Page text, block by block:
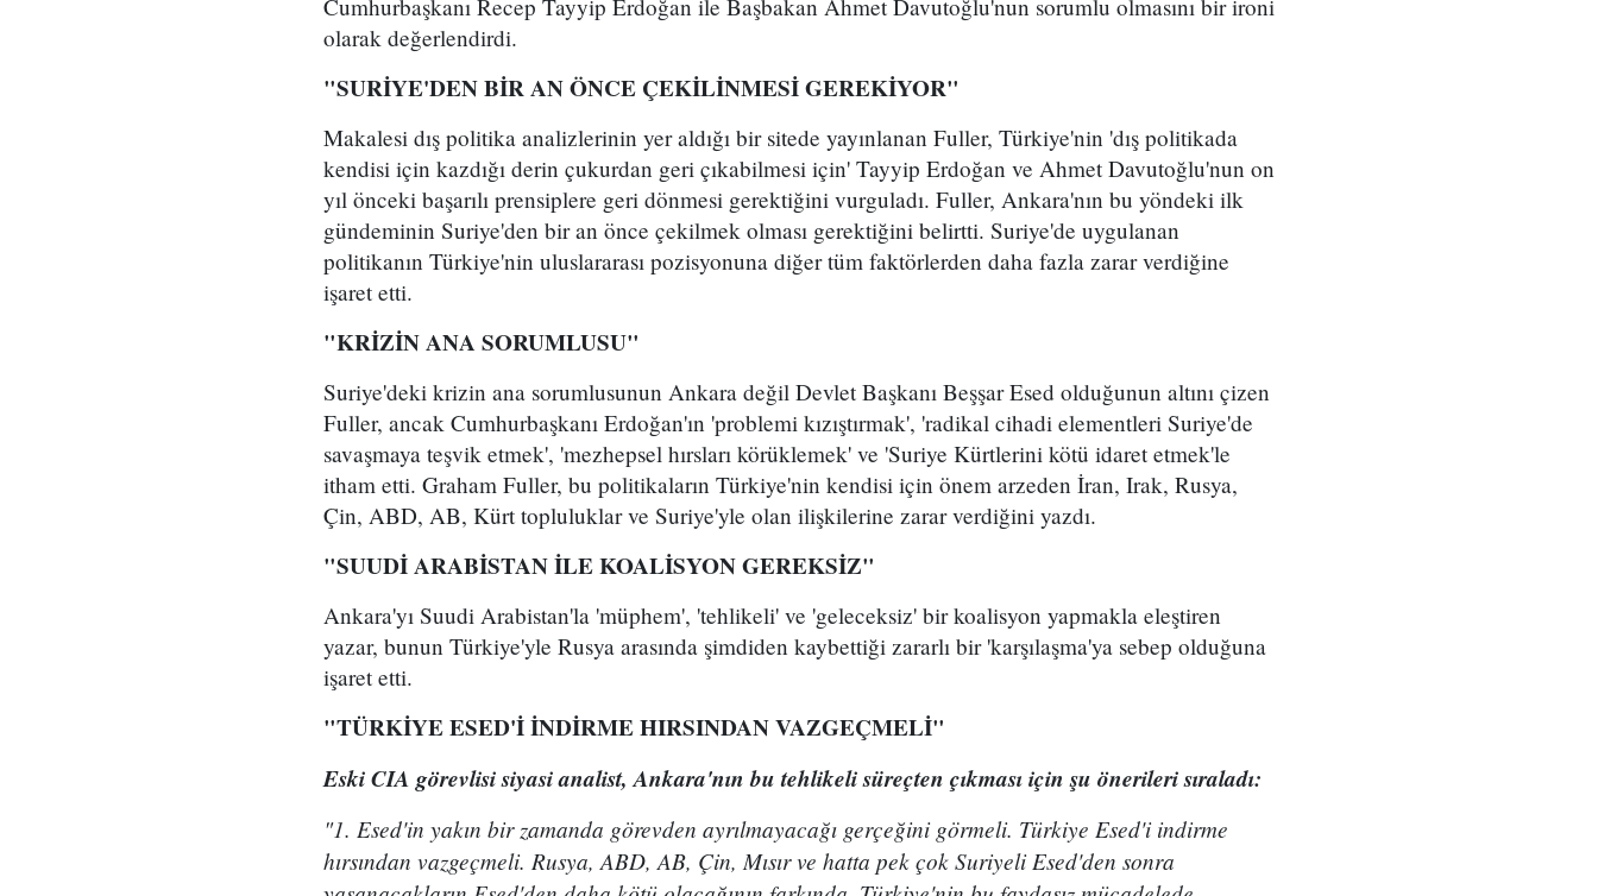
Cumhurbaşkanı Recep Tayyip Erdoğan ile Başbakan Ahmet Davutoğlu'nun sorumlu olmasını bir ironi
olarak değerlendirdi.
"SURİYE'DEN BİR AN ÖNCE ÇEKİLİNMESİ GEREKİYOR"
Makalesi dış politika analizlerinin yer aldığı bir sitede yayınlanan Fuller, Türkiye'nin 'dış politikada
kendisi için kazdığı derin çukurdan geri çıkabilmesi için' Tayyip Erdoğan ve Ahmet Davutoğlu'nun on
yıl önceki başarılı prensiplere geri dönmesi gerektiğini vurguladı. Fuller, Ankara'nın bu yöndeki ilk
gündeminin Suriye'den bir an önce çekilmek olması gerektiğini belirtti. Suriye'de uygulanan
politikanın Türkiye'nin uluslararası pozisyonuna diğer tüm faktörlerden daha fazla zarar verdiğine
işaret etti.
"KRİZİN ANA SORUMLUSU"
Suriye'deki krizin ana sorumlusunun Ankara değil Devlet Başkanı Beşşar Esed olduğunun altını çizen
Fuller, ancak Cumhurbaşkanı Erdoğan'ın 'problemi kızıştırmak', 'radikal cihadi elementleri Suriye'de
savaşmaya teşvik etmek', 'mezhepsel hırsları körüklemek' ve 'Suriye Kürtlerini kötü idaret etmek'le
itham etti. Graham Fuller, bu politikaların Türkiye'nin kendisi için önem arzeden İran, Irak, Rusya,
Çin, ABD, AB, Kürt topluluklar ve Suriye'yle olan ilişkilerine zarar verdiğini yazdı.
"SUUDİ ARABİSTAN İLE KOALİSYON GEREKSİZ"
Ankara'yı Suudi Arabistan'la 'müphem', 'tehlikeli' ve 'geleceksiz' bir koalisyon yapmakla eleştiren
yazar, bunun Türkiye'yle Rusya arasında şimdiden kaybettiği zararlı bir 'karşılaşma'ya sebep olduğuna
işaret etti.
"TÜRKİYE ESED'İ İNDİRME HIRSINDAN VAZGEÇMELİ"
Eski CIA görevlisi siyasi analist, Ankara'nın bu tehlikeli süreçten çıkması için şu önerileri sıraladı:
"1. Esed'in yakın bir zamanda görevden ayrılmayacağı gerçeğini görmeli. Türkiye Esed'i indirme
hırsından vazgeçmeli. Rusya, ABD, AB, Çin, Mısır ve hatta pek çok Suriyeli Esed'den sonra